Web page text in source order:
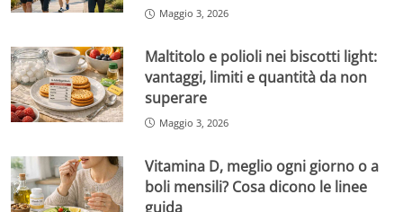
Maggio 3, 2026
Maltitolo e polioli nei biscotti light:
vantaggi, limiti e quantità da non
superare
Maggio 3, 2026
Vitamina D, meglio ogni giorno o a
boli mensili? Cosa dicono le linee
guida